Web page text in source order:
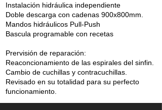
Instalación hidráulica independiente
Doble descarga con cadenas 900x800mm.
Mandos hidráulicos Pull-Push
Bascula programable con recetas
Prervisión de reparación:
Reaconcionamiento de las espirales del sinfin.
Cambio de cuchillas y contracuchillas.
Revisado en su totalidad para su perfecto
funcionamiento.